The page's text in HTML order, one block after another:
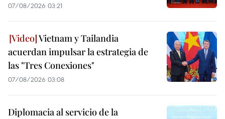
07/08/2026 03:21
Vietnam y Tailandia
acuerdan impulsar la estrategia de
las "Tres Conexiones"
07/08/2026 03:08
Diplomacia al servicio de la